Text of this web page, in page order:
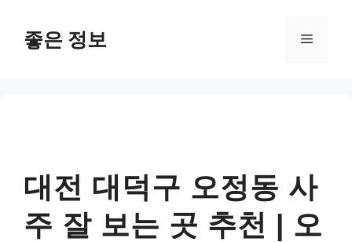
좋은 정보 메
대전 대덕구 오정동 사
주 잘 보는 곳 추천 | 오